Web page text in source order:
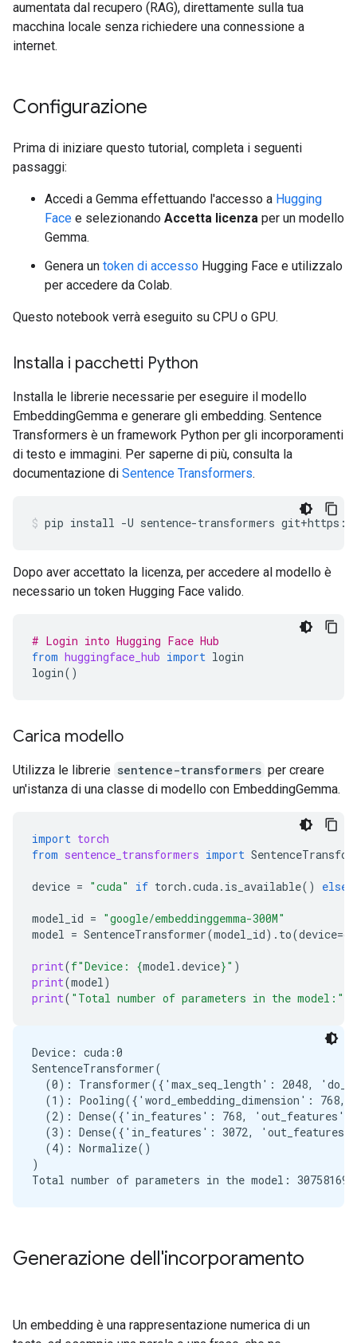
aumentata dal recupero (RAG), direttamente sulla tua
macchina locale senza richiedere una connessione a
internet.
Configurazione
Prima di iniziare questo tutorial, completa i seguenti
passaggi:
Accedi a Gemma effettuando l'accesso a Hugging
Face e selezionando Accetta licenza per un modello
Gemma.
Genera un token di accesso Hugging Face e utilizzalo
per accedere da Colab.
Questo notebook verrà eseguito su CPU o GPU.
Installa i pacchetti Python
Installa le librerie necessarie per eseguire il modello
EmbeddingGemma e generare gli embedding. Sentence
Transformers è un framework Python per gli incorporamenti
di testo e immagini. Per saperne di più, consulta la
documentazione di Sentence Transformers.
pip install -U sentence-transformers git+https://
Dopo aver accettato la licenza, per accedere al modello è
necessario un token Hugging Face valido.
# Login into Hugging Face Hub
from huggingface_hub import login
login()
Carica modello
Utilizza le librerie sentence-transformers per creare
un'istanza di una classe di modello con EmbeddingGemma.
import torch
from sentence_transformers import
device = "cuda" if torch .cuda. is_available() else
model_id = "google/embeddinggemma-300M"
model = SentenceTransformer(model_id) . to(device=
print(f"Device: {model .device}" )
print(model)
print( "Total number of parameters in the model:"
Device: cuda:0
SentenceTransformer(
(0): Transformer({'max_seq_length': 2048,
(1): Pooling({'word_embedding_dimension': 768,
(2): Dense({'in_features': 768,
(3): Dense({'in_features': 3072,
  (4): Normalize()
)
Generazione dell'incorporamento
Un embedding è una rappresentazione numerica di un